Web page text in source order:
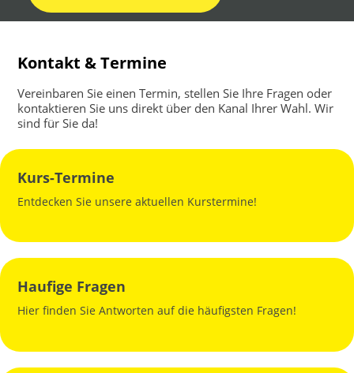
Kontakt & Termine
Vereinbaren Sie einen Termin, stellen Sie Ihre Fragen oder
kontaktieren Sie uns direkt über den Kanal Ihrer Wahl. Wir
sind für Sie da!
Kurs-Termine
Entdecken Sie unsere aktuellen Kurstermine!
Haufige Fragen
Hier finden Sie Antworten auf die häufigsten Fragen!